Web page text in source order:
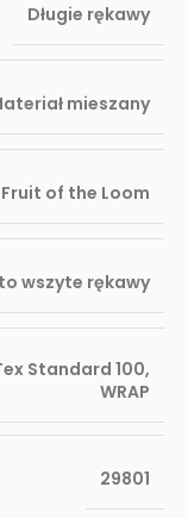
Długie rękawy
mieszany
Fruit of the Loom
wszyte rękawy
Standard 100,
WRAP
29801